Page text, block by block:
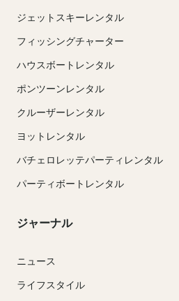
ジェットスキーレンタル
フィッシングチャーター
ハウスボートレンタル
ポンツーンレンタル
クルーザーレンタル
ヨットレンタル
バチェロレッテパーティレンタル
パーティボートレンタル
ジャーナル
ニュース
ライフスタイル